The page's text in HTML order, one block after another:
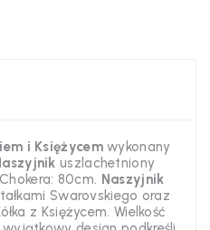
i Księżycemwykonany
uszlachetniony
80cm. Naszyjnik
Swarovskiego oraz
z Księżycem. Wielkość